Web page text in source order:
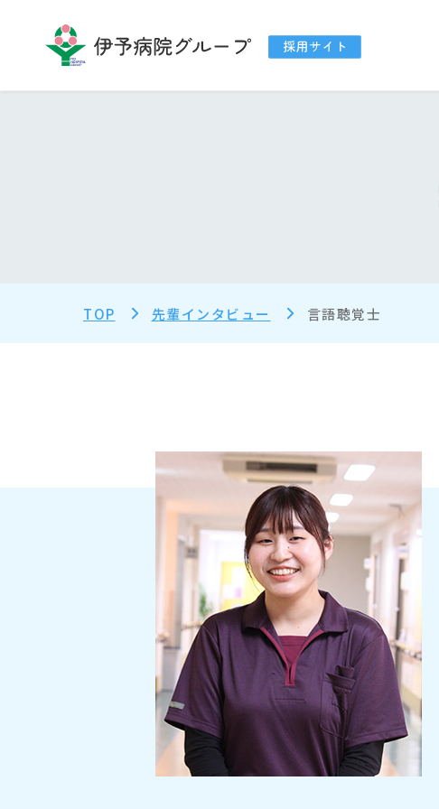
TOP 先輩インタビュー 言語聴覚士